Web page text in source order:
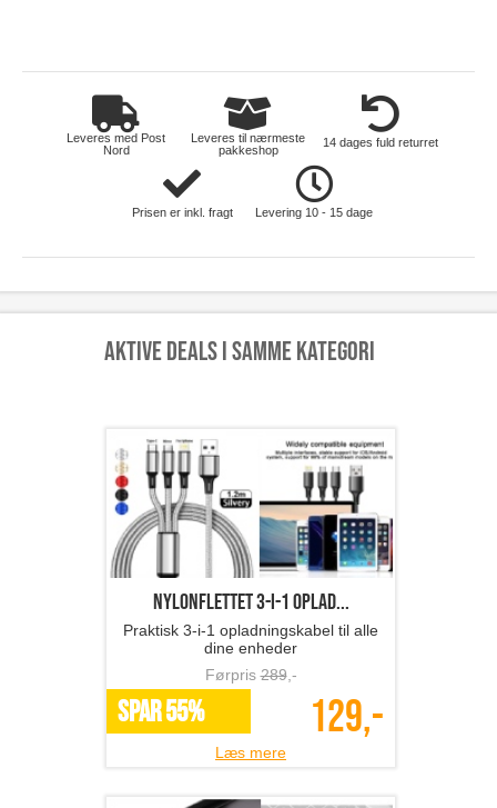
Leveres med Post
Nord
Leveres til nærmeste
pakkeshop
14 dages fuld returret
Prisen er inkl. fragt Levering 10 - 15 dage
Aktive deals i samme kategori
Nylonflettet 3-i-1 oplad...
Praktisk 3-i-1 opladningskabel til alle
dine enheder
Førpris289,-
SPAR 55% 129,-
Læs mere